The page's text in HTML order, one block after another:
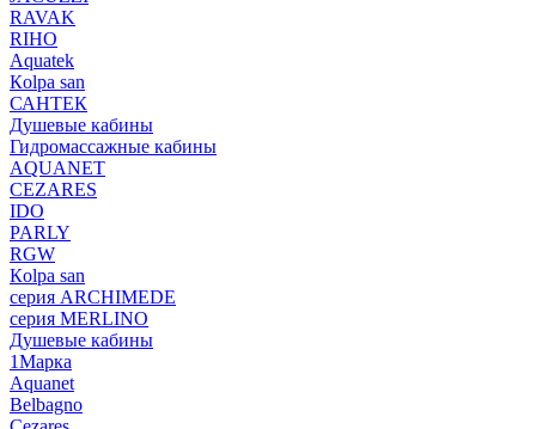
RAVAK
RIHO
Аquatek
Кolpa san
САНТЕК
Душевые кабины
Гидромассажные кабины
AQUANET
CEZARES
IDO
PARLY
RGW
Кolpa san
серия ARCHIMEDE
серия MERLINO
Душевые кабины
1Марка
Aquanet
Belbagno